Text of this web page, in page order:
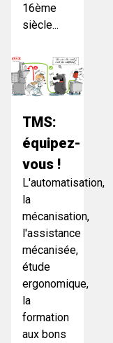
16ème
siècle...
TMS:
équipez-
vous !
L'automatisation,
la
mécanisation,
l'assistance
mécanisée,
étude
ergonomique,
la
formation
aux bons